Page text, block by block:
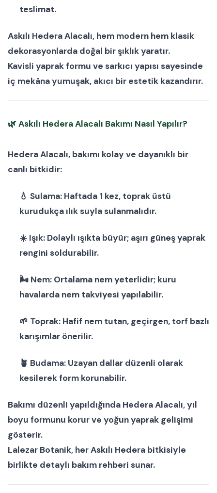
teslimat.
Askılı Hedera Alacalı, hem modern hem klasik
dekorasyonlarda doğal bir şıklık yaratır.
Kavisli yaprak formu ve sarkıcı yapısı sayesinde
iç mekâna yumuşak, akıcı bir estetik kazandırır.
🌿Askılı Hedera Alacalı Bakımı Nasıl Yapılır?
Hedera Alacalı, bakımı kolay ve dayanıklı bir
canlı bitkidir:
💧 Sulama: Haftada 1 kez, toprak üstü
kurudukça ılık suyla sulanmalıdır.
☀️ Işık: Dolaylı ışıkta büyür; aşırı güneş yaprak
rengini soldurabilir.
🌬 Nem: Ortalama nem yeterlidir; kuru
havalarda nem takviyesi yapılabilir.
🌱 Toprak: Hafif nem tutan, geçirgen, torf bazlı
karışımlar önerilir.
🪴 Budama: Uzayan dallar düzenli olarak
kesilerek form korunabilir.
Bakımı düzenli yapıldığında Hedera Alacalı, yıl
boyu formunu korur ve yoğun yaprak gelişimi
gösterir.
Lalezar Botanik, herAskılı Hedera bitkisiyle
birlikte detaylı bakım rehberi sunar.